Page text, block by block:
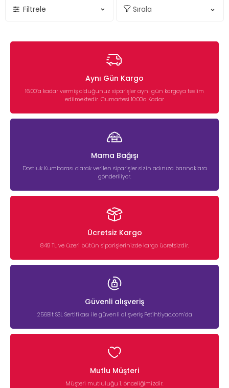
Filtrele
Aynı Gün Kargo
16:00’a kadar vermiş olduğunuz siparişler aynı gün kargoya teslim
edilmektedir. Cumartesi 10:00'a Kadar
Mama Bağışı
Dostluk Kumbarası olarak verilen siparişler sizin adınıza barınaklara
gönderiliyor.
Ücretsiz Kargo
849 TL ve üzeri bütün siparişlerinizde kargo ücretsizdir.
Güvenli alışveriş
256Bit SSL Sertifikası ile güvenli alışveriş Petihtiyac.com’da
Mutlu Müşteri
Müşteri mutluluğu 1. önceliğimizdir.